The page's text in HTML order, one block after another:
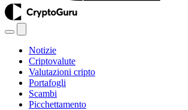
Notizie
Criptovalute
Valutazioni cripto
Portafogli
Scambi
Picchettamento